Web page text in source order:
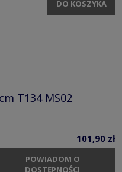
DO KOSZYKA
T134 MS02
101,90 zł
POWIADOM O
DOSTĘPNOŚCI